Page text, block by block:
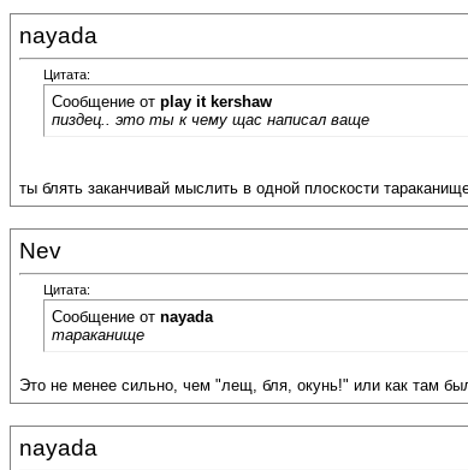
nayada
Цитата:
Сообщение от play it kershaw
пиздец.. это ты к чему щас написал ваще
ты блять заканчивай мыслить в одной плоскости
Nev
Цитата:
Сообщение от nayada
тараканище
Это не менее сильно, чем "лещ, бля, окунь!" или как там
nayada